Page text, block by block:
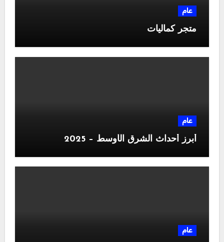
عام
متجر كماليات
عام
أبرز أحداث الشرق الأوسط – 2025
عام